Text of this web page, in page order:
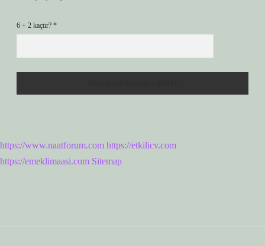
6 + 2 kaçtır? *
https://www.naatforum.com https://etkilicv.com
https://emeklimaasi.com Sitemap